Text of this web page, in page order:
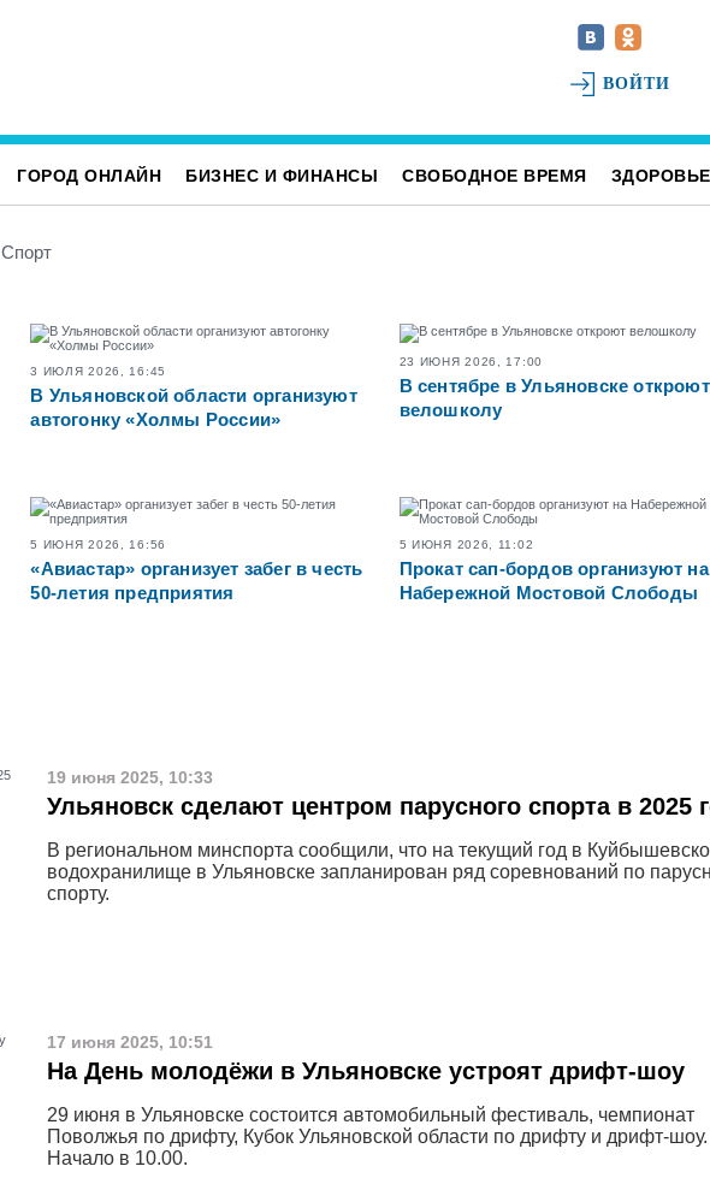
ВОЙТИ
ГОРОД ОНЛАЙН БИЗНЕС И ФИНАНСЫ СВОБОДНОЕ ВРЕМЯ ЗДОРОВЬЕ
Спорт
3 ИЮЛЯ 2026, 16:45
В Ульяновской области организуют
автогонку «Холмы России»
23 ИЮНЯ 2026, 17:00
В сентябре в Ульяновске откроют
велошколу
5 ИЮНЯ 2026, 16:56
«Авиастар» организует забег в честь
50-летия предприятия
5 ИЮНЯ 2026, 11:02
Прокат сап-бордов организуют на
Набережной Мостовой Слободы
19 июня 2025, 10:33
Ульяновск сделают центром парусного спорта в 2025
В региональном минспорта сообщили, что на текущий год в
водохранилище в Ульяновске запланирован ряд соревнований по
спорту.
17 июня 2025, 10:51
На День молодёжи в Ульяновске устроят дрифт-шоу
29 июня в Ульяновске состоится автомобильный фестиваль, чемпионат
Поволжья по дрифту, Кубок Ульяновской области по дрифту и дрифт-шоу.
Начало в 10.00.